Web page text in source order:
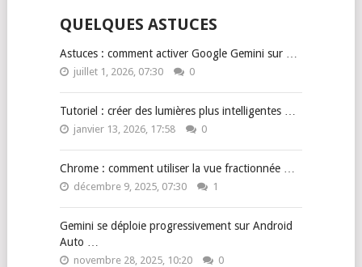
QUELQUES ASTUCES
Astuces : comment activer Google Gemini sur …
juillet 1, 2026, 07:30 0
Tutoriel : créer des lumières plus intelligentes …
janvier 13, 2026, 17:58 0
Chrome : comment utiliser la vue fractionnée …
décembre 9, 2025, 07:30 1
Gemini se déploie progressivement sur Android
Auto …
novembre 28, 2025, 10:20 0